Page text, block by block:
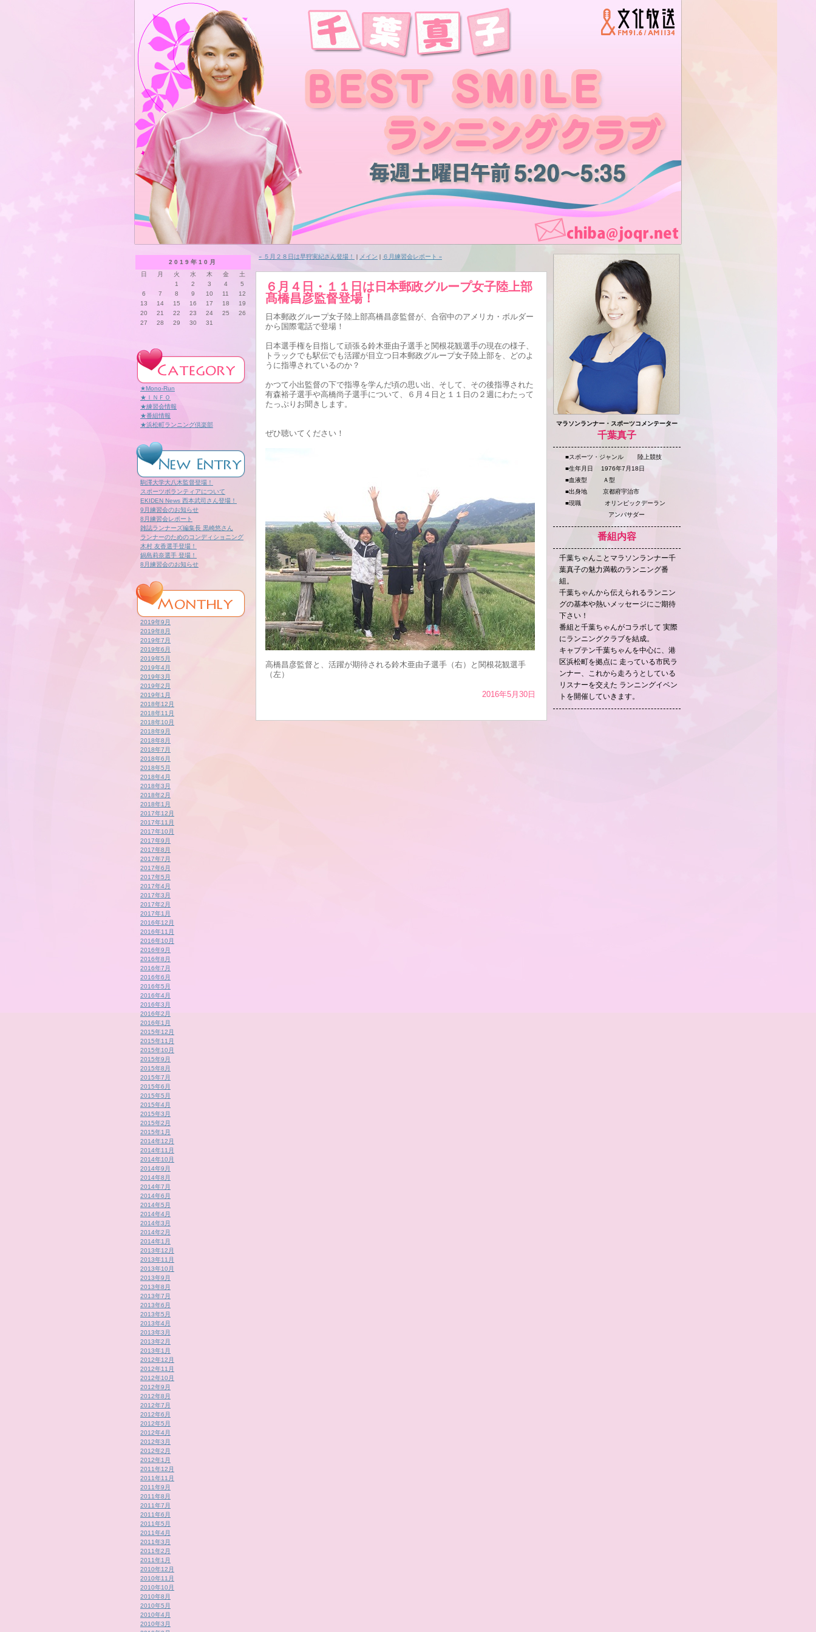
2019年10月
日
月 火 水 木 金
土
1
2 3 4
5
6
7 8 9 10 11
12
13
14 15 16 17 18
19
20
21 22 23 24 25
26
27
28 29 30 31
★Mono-Run
★ＩＮＦＯ
★練習会情報
★番組情報
★浜松町ランニング倶楽部
駒澤大学大八木監督登場！
スポーツボランティアについて
EKIDEN News 西本武司さん登場！
9月練習会のお知らせ
8月練習会レポート
雑誌ランナーズ編集長 黒崎悠さん
ランナーのためのコンディショニング
木村 友香選手登場！
鍋島莉奈選手 登場！
8月練習会のお知らせ
2019年9月
2019年8月
2019年7月
2019年6月
2019年5月
2019年4月
2019年3月
2019年2月
2019年1月
2018年12月
2018年11月
2018年10月
2018年9月
2018年8月
2018年7月
2018年6月
2018年5月
2018年4月
2018年3月
2018年2月
2018年1月
2017年12月
2017年11月
2017年10月
2017年9月
2017年8月
2017年7月
2017年6月
2017年5月
2017年4月
2017年3月
2017年2月
2017年1月
2016年12月
2016年11月
2016年10月
2016年9月
2016年8月
2016年7月
2016年6月
2016年5月
2016年4月
2016年3月
2016年2月
2016年1月
2015年12月
2015年11月
2015年10月
2015年9月
2015年8月
2015年7月
2015年6月
2015年5月
2015年4月
2015年3月
2015年2月
2015年1月
2014年12月
2014年11月
2014年10月
2014年9月
2014年8月
2014年7月
2014年6月
2014年5月
2014年4月
2014年3月
2014年2月
2014年1月
2013年12月
2013年11月
2013年10月
2013年9月
2013年8月
2013年7月
2013年6月
2013年5月
2013年4月
2013年3月
2013年2月
2013年1月
2012年12月
2012年11月
2012年10月
2012年9月
2012年8月
2012年7月
2012年6月
2012年5月
2012年4月
2012年3月
2012年2月
2012年1月
2011年12月
2011年11月
2011年9月
2011年8月
2011年7月
2011年6月
2011年5月
2011年4月
2011年3月
2011年2月
2011年1月
2010年12月
2010年11月
2010年10月
2010年8月
2010年5月
2010年4月
2010年3月
« ５月２８日は早狩実紀さん登場！ | メイン | ６月練習会レポート »
６月４日・１１日は日本郵政グループ女子陸上部
髙橋昌彦監督登場！
日本郵政グループ女子陸上部髙橋昌彦監督が、合宿中のアメリカ・ボルダー
から国際電話で登場！
日本選手権を目指して頑張る鈴木亜由子選手と関根花観選手の現在の様子、
トラックでも駅伝でも活躍が目立つ日本郵政グループ女子陸上部を、どのよ
うに指導されているのか？
かつて小出監督の下で指導を学んだ頃の思い出、そして、その後指導された
有森裕子選手や高橋尚子選手について、６月４日と１１日の２週にわたって
たっぷりお聞きします。
ぜひ聴いてください！
高橋昌彦監督と、活躍が期待される鈴木亜由子選手（右）と関根花観選手
（左）
2016年5月30日
マラソンランナー・スポーツコメンテーター
千葉真子
■スポーツ・ジャンル 陸上競技
■生年月日 1976年7月18日
■血液型 Ａ型
■出身地 京都府宇治市
■現職 オリンピックデーラン
アンバサダー
番組内容
千葉ちゃんことマラソンランナー千
葉真子の魅力満載のランニング番
組。
千葉ちゃんから伝えられるランニン
グの基本や熱いメッセージにご期待
下さい！
番組と千葉ちゃんがコラボして 実際
にランニングクラブを結成。
キャプテン千葉ちゃんを中心に、港
区浜松町を拠点に 走っている市民ラ
ンナー、これから走ろうとしている
リスナーを交えた ランニングイベン
トを開催していきます。